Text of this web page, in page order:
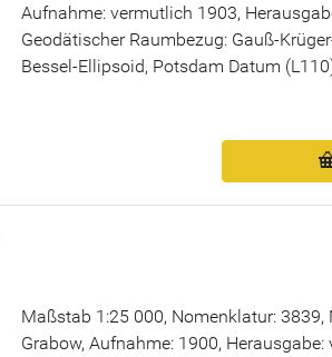
Aufnahme: vermutlich 1903,
Geodätischer Raumbezug: Gauß-
Bessel-Ellipsoid, Potsdam Datum
Maßstab 1:25 000, Nomenklatur:
Grabow, Aufnahme: 1900,